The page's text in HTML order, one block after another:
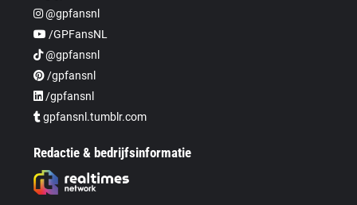
@gpfansnl
/GPFansNL
@gpfansnl
/gpfansnl
/gpfansnl
gpfansnl.tumblr.com
Redactie & bedrijfsinformatie